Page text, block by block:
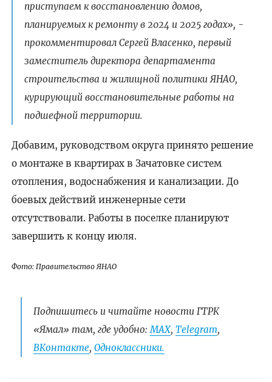
приступаем к восстановлению домов,
планируемых к ремонту в 2024 и 2025 годах», -
прокомментировал Сергей Власенко, первый
заместитель директора департамента
строительства и жилищной политики ЯНАО,
курирующий восстановительные работы на
подшефной территории.
Добавим, руководством округа принято решение
о монтаже в квартирах в Зачатовке систем
отопления, водоснабжения и канализации. До
боевых действий инженерные сети
отсутствовали. Работы в поселке планируют
завершить к концу июля.
Фото: Правительство ЯНАО
Подпишитесь и читайте новости ГТРК
«Ямал» там, где удобно: МАХ, Telegram,
ВКонтакте, Одноклассники.